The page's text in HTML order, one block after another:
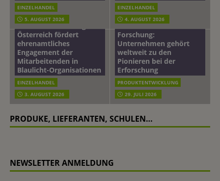
EINZELHANDEL
5. AUGUST 2026
EINZELHANDEL
4. AUGUST 2026
mehr vom leben tag: dm
Österreich fördert
ehrenamtliches
Engagement der
Mitarbeitenden in
Blaulicht-Organisationen
EINZELHANDEL
3. AUGUST 2026
Beiersdorf
Hautmikrobiom-
Forschung:
Unternehmen gehört
weltweit zu den
Pionieren bei der
Erforschung
PRODUKTENTWICKLUNG
29. JULI 2026
PRODUKE, LIEFERANTEN, SCHULEN…
NEWSLETTER ANMELDUNG